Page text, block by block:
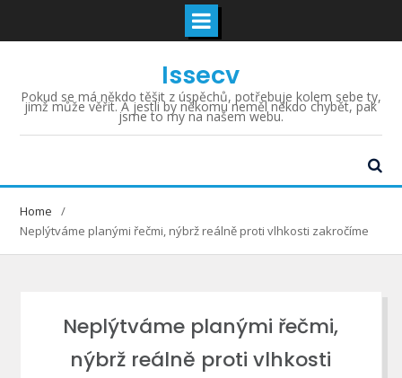
content
Issecv
Pokud se má někdo těšit z úspěchů, potřebuje kolem sebe ty,
jimž může věřit. A jestli by někomu neměl někdo chybět, pak
jsme to my na našem webu.
Home
Neplýtváme planými řečmi, nýbrž reálně proti vlhkosti zakročíme
Neplýtváme planými řečmi,
nýbrž reálně proti vlhkosti